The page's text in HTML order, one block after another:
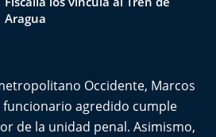
Aragua
Occidente, Marcos
funcionario agredido cumple
de la unidad penal. Asimismo,